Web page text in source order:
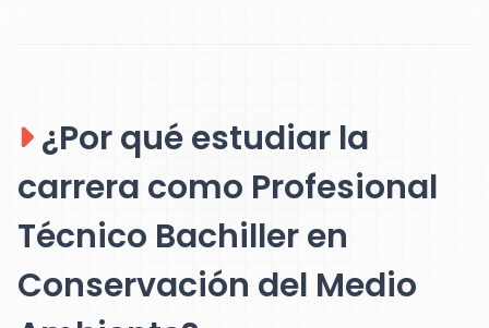
¿Por qué estudiar la
carrera como Profesional
Técnico Bachiller en
Conservación del Medio